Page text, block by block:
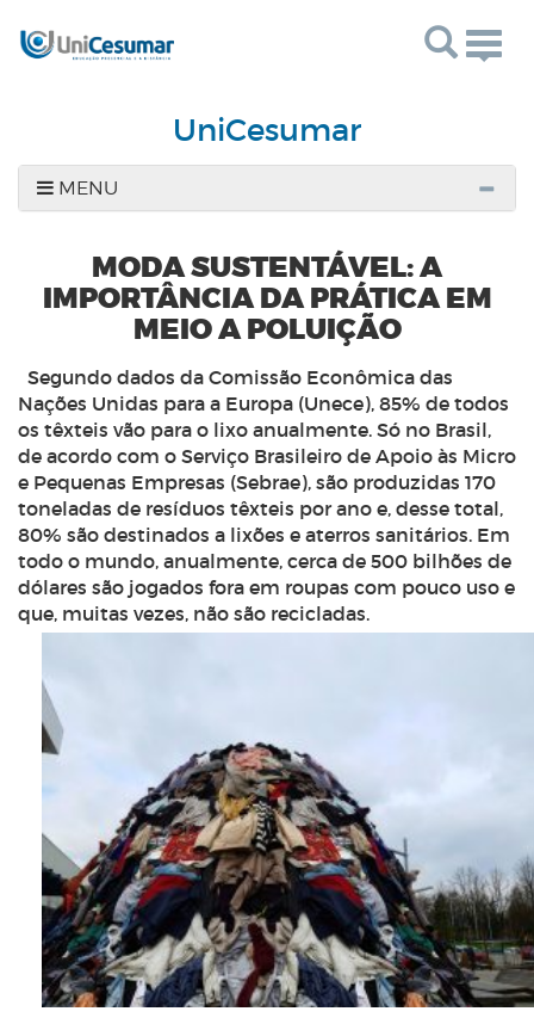
UniCesumar
MENU
MODA SUSTENTÁVEL: A
IMPORTÂNCIA DA PRÁTICA EM
MEIO A POLUIÇÃO
Segundo dados da Comissão Econômica das
Nações Unidas para a Europa (Unece), 85% de todos
os têxteis vão para o lixo anualmente. Só no Brasil,
de acordo com o Serviço Brasileiro de Apoio às Micro
e Pequenas Empresas (Sebrae), são produzidas 170
toneladas de resíduos têxteis por ano e, desse total,
80% são destinados a lixões e aterros sanitários. Em
todo o mundo, anualmente, cerca de 500 bilhões de
dólares são jogados fora em roupas com pouco uso e
que, muitas vezes, não são recicladas.